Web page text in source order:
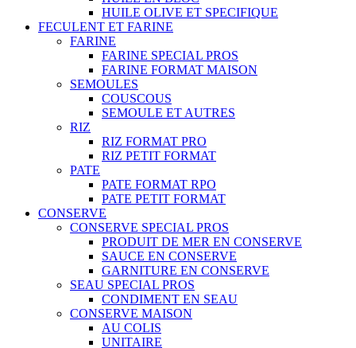
HUILE OLIVE ET SPECIFIQUE
FECULENT ET FARINE
FARINE
FARINE SPECIAL PROS
FARINE FORMAT MAISON
SEMOULES
COUSCOUS
SEMOULE ET AUTRES
RIZ
RIZ FORMAT PRO
RIZ PETIT FORMAT
PATE
PATE FORMAT RPO
PATE PETIT FORMAT
CONSERVE
CONSERVE SPECIAL PROS
PRODUIT DE MER EN CONSERVE
SAUCE EN CONSERVE
GARNITURE EN CONSERVE
SEAU SPECIAL PROS
CONDIMENT EN SEAU
CONSERVE MAISON
AU COLIS
UNITAIRE